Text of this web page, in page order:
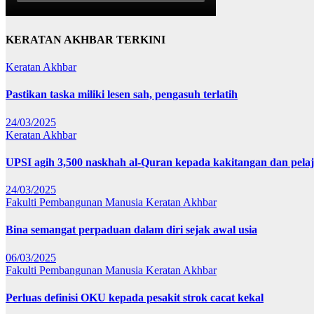
KERATAN AKHBAR TERKINI
Keratan Akhbar
Pastikan taska miliki lesen sah, pengasuh terlatih
24/03/2025
Keratan Akhbar
UPSI agih 3,500 naskhah al-Quran kepada kakitangan dan
24/03/2025
Fakulti Pembangunan Manusia Keratan Akhbar
Bina semangat perpaduan dalam diri sejak awal usia
06/03/2025
Fakulti Pembangunan Manusia Keratan Akhbar
Perluas definisi OKU kepada pesakit strok cacat kekal